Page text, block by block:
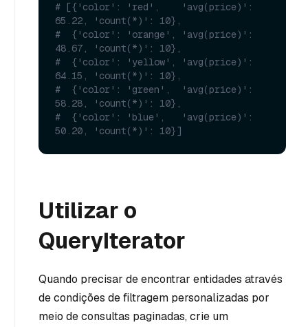
# [{'color': 'red',    'avg(price)':
65.22, 'count(*)': 10},
#  {'color': 'orange', 'avg(price)':
48.67, 'count(*)': 10},
#  {'color': 'yellow', 'avg(price)':
64.15, 'count(*)': 10},
#  {'color': 'green',  'avg(price)':
58.28, 'count(*)': 10},
#  {'color': 'blue',   'avg(price)':
50.20, 'count(*)': 10}]
Utilizar o
QueryIterator
Quando precisar de encontrar entidades através
de condições de filtragem personalizadas por
meio de consultas paginadas, crie um